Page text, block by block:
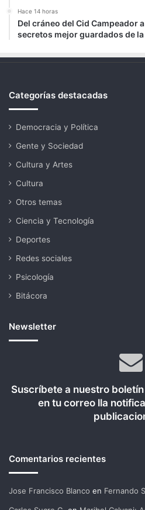
Hace 14 horas
Del cráneo del Cid Campeador
secretos mejor guardados de
Categorías destacadas
Democracia y Política
Gente y Sociedad
Cultura y Artes
Cultura
Otros temas
Ciencia y Tecnología
Deportes
Redes sociales
Psicología
Bitácora
Newsletter
Suscríbete a nuestro
en tu correo lla
Comentarios recientes
Jose Francisco Blanco en Fernando